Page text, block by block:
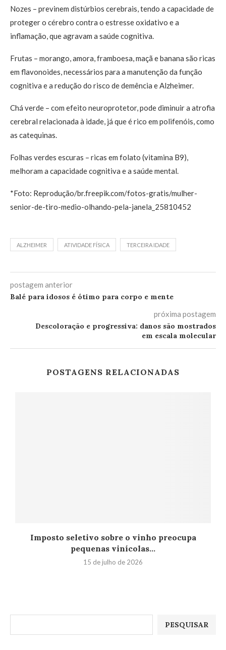
Nozes – previnem distúrbios cerebrais, tendo a capacidade de
proteger o cérebro contra o estresse oxidativo e a
inflamação, que agravam a saúde cognitiva.
Frutas – morango, amora, framboesa, maçã e banana são ricas
em flavonoides, necessários para a manutenção da função
cognitiva e a redução do risco de demência e Alzheimer.
Chá verde – com efeito neuroprotetor, pode diminuir a atrofia
cerebral relacionada à idade, já que é rico em polifenóis, como
as catequinas.
Folhas verdes escuras – ricas em folato (vitamina B9),
melhoram a capacidade cognitiva e a saúde mental.
*Foto: Reprodução/br.freepik.com/fotos-gratis/mulher-
senior-de-tiro-medio-olhando-pela-janela_25810452
ALZHEIMER ATIVIDADE FÍSICA TERCEIRA IDADE
postagem anterior
Balé para idosos é ótimo para corpo e mente
próxima postagem
Descoloração e progressiva: danos são mostrados
em escala molecular
POSTAGENS RELACIONADAS
Imposto seletivo sobre o vinho preocupa
pequenas vinícolas...
15 de julho de 2026
PESQUISAR